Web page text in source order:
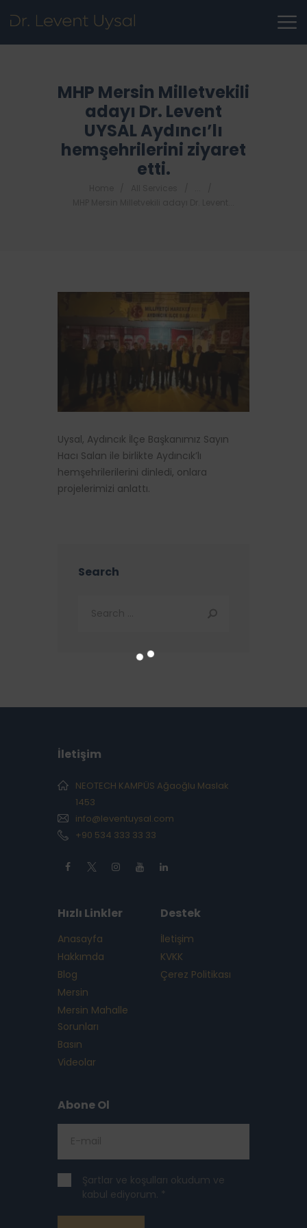
MHP Mersin Milletvekili
adayı Dr. Levent
UYSAL Aydıncı’lı
hemşehrilerini ziyaret
etti.
Uysal, Aydıncık İlçe Başkanımız Sayın
Hacı Salan ile birlikte Aydıncık’lı
hemşehrilerilerini dinledi, onlara
projelerimizi anlattı.
Search
İletişim
NEOTECH KAMPÜS Ağaoğlu Maslak
1453
info@leventuysal.com
+90 534 333 33 33
Hızlı Linkler
Anasayfa
Hakkımda
Blog
Mersin
Mersin Mahalle
Sorunları
Basın
Videolar
Destek
İletişim
KVKK
Çerez Politikası
Abone Ol
Şartlar ve koşulları okudum ve
kabul ediyorum. *